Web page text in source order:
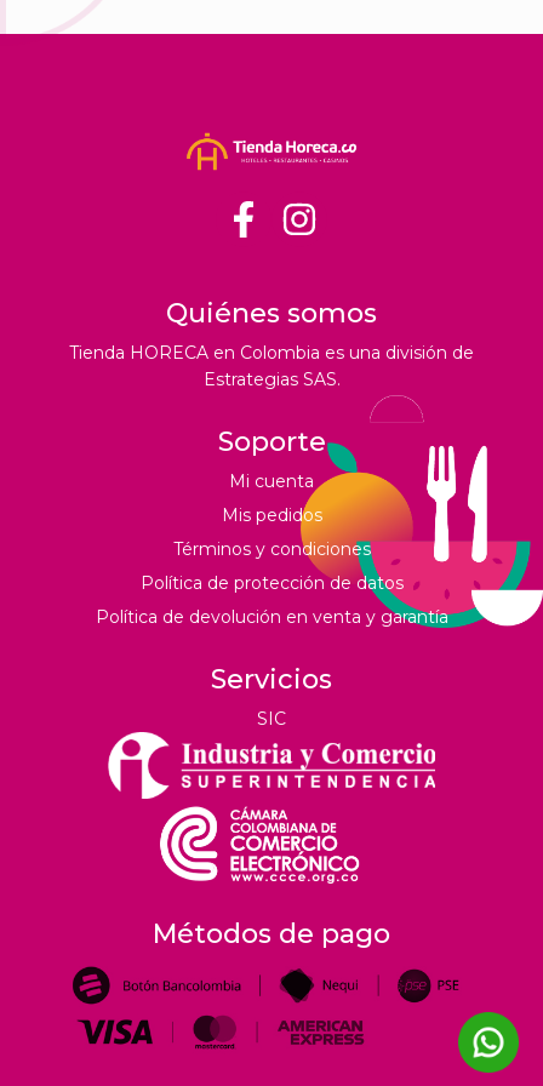
Quiénes somos
Tienda HORECA en Colombia es una división de
Estrategias SAS.
Soporte
Mi cuenta
Mis pedidos
Términos y condiciones
Política de protección de datos
Política de devolución en venta y garantía
Servicios
SIC
Métodos de pago